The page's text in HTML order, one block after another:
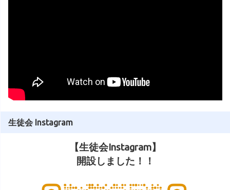
生徒会 Instagram
【生徒会Instagram】
開設しました！！